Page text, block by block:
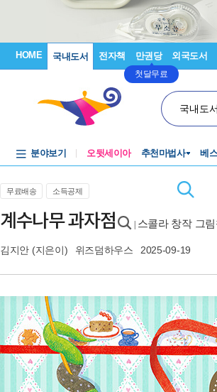
HOME 국내도서 전자책 만권당
첫달무료
외국도서
국내도
분야보기 오뒷세이아 추천마법사 베
무료배송 소득공제
계수나무 과자점 스콜라 창작 그
김지안 (지은이) 위즈덤하우스 2025-09-19